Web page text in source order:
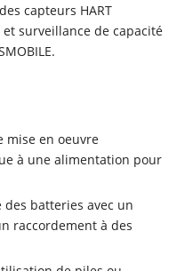
capteurs HART
surveillance de capacité
mise en oeuvre
à une alimentation pour
batteries avec un
raccordement à des